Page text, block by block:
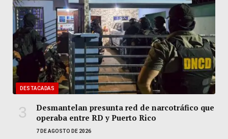
DESTACADAS
Desmantelan presunta red de narcotráfico que
operaba entre RD y Puerto Rico
7 DE AGOSTO DE 2026